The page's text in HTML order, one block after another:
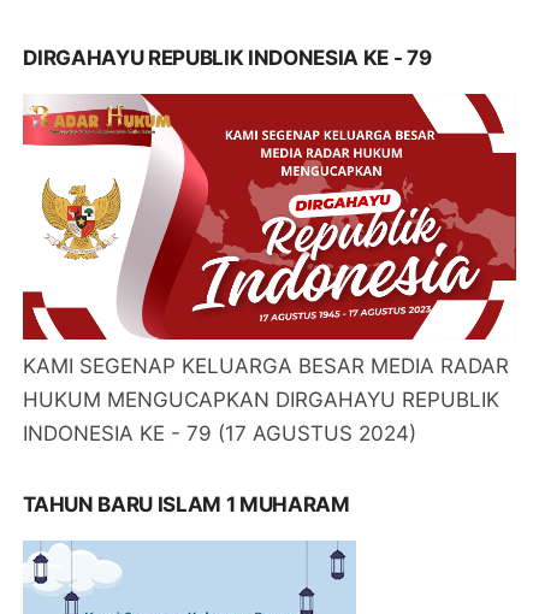
DIRGAHAYU REPUBLIK INDONESIA KE - 79
KAMI SEGENAP KELUARGA BESAR MEDIA RADAR
HUKUM MENGUCAPKAN DIRGAHAYU REPUBLIK
INDONESIA KE - 79 (17 AGUSTUS 2024)
TAHUN BARU ISLAM 1 MUHARAM